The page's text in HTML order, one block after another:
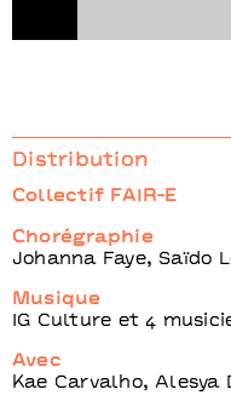
Distribution
Collectif FAIR-E
Chorégraphie
Johanna Faye, Saïdo
Musique
IG Culture et 4
Avec
Kae Carvalho, Alesya